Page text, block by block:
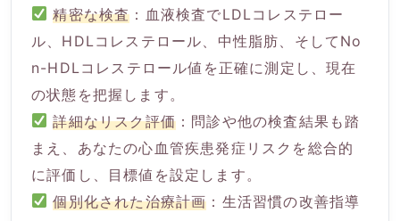
精密な検査 ：血液検査でLDLコレステロー
ル、HDLコレステロール、中性脂肪、そしてNo
n-HDLコレステロール値を正確に測定し、現在
の状態を把握します。
詳細なリスク評価 ：問診や他の検査結果も踏
まえ、あなたの心血管疾患発症リスクを総合的
に評価し、目標値を設定します。
個別化された治療計画 ：生活習慣の改善指導